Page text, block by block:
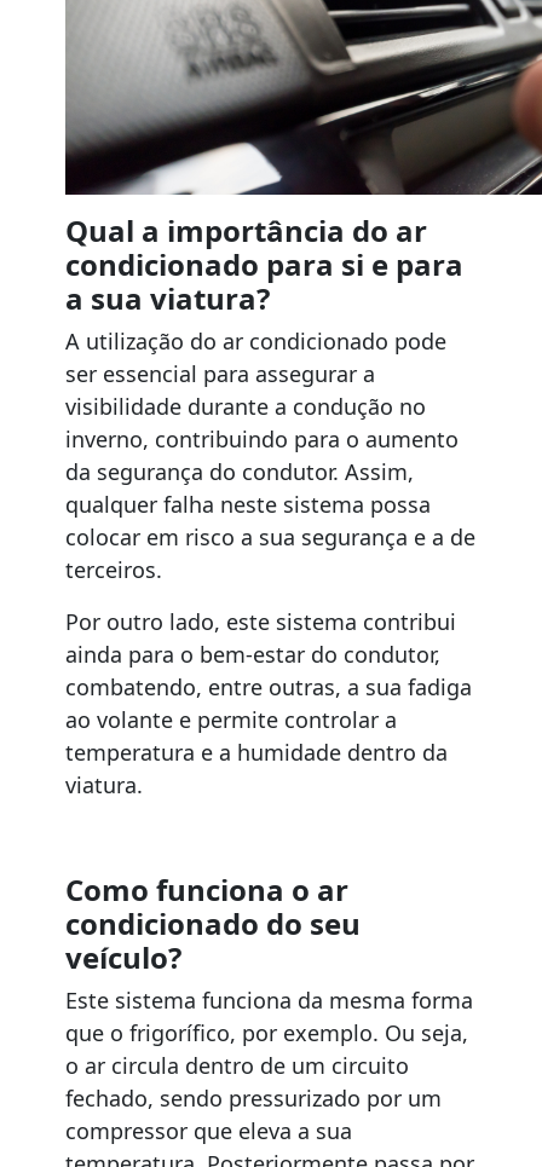
Qual a importância do ar
condicionado para si e para
a sua viatura?
A utilização do ar condicionado pode
ser essencial para assegurar a
visibilidade durante a condução no
inverno, contribuindo para o aumento
da segurança do condutor. Assim,
qualquer falha neste sistema possa
colocar em risco a sua segurança e a de
terceiros.
Por outro lado, este sistema contribui
ainda para o bem-estar do condutor,
combatendo, entre outras, a sua fadiga
ao volante e permite controlar a
temperatura e a humidade dentro da
viatura.
Como funciona o ar
condicionado do seu
veículo?
Este sistema funciona da mesma forma
que o frigorífico, por exemplo. Ou seja,
o ar circula dentro de um circuito
fechado, sendo pressurizado por um
compressor que eleva a sua